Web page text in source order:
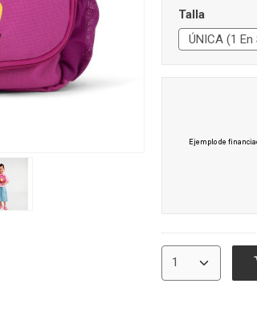
Talla